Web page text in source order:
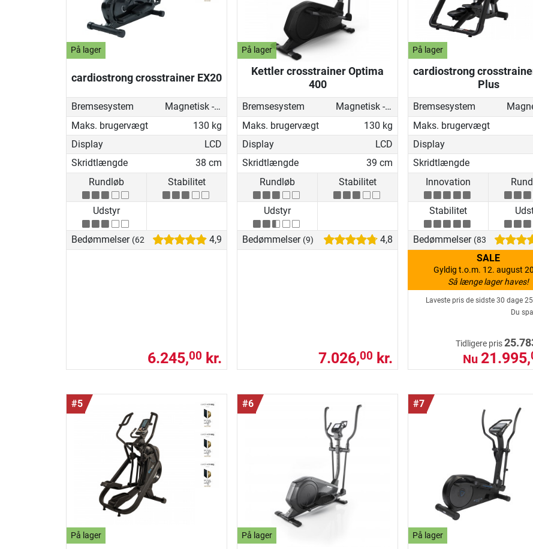
På lager
cardiostrong crosstrainer EX20
Bremsesystem
Magnetisk - motoriseret
Maks. brugervægt
130 kg
Display
LCD
Skridtlængde
38 cm
Rundløb
Stabilitet
Udstyr
Bedømmelser (62) 4,9
6.245,00 kr.
På lager
Kettler crosstrainer Optima
400
Bremsesystem
Magnetisk - motoriseret
Maks. brugervægt
130 kg
Display
LCD
Skridtlængde
39 cm
Rundløb
Stabilitet
Udstyr
Bedømmelser (9) 4,8
7.026,00 kr.
På lager
cardiostrong
Plus
Bremsesystem
Maks. brugervægt
Display
Skridtlængde
Innovation
Stabilitet
Bedømmelser (83)
SALE
Gyldig t.o.m. 12. august
Så længe lager haves!
Laveste pris de sidste 30 dage
Du
Tidligere pris
Nu 21.995,
#5
På lager
#6
På lager
#7
På lager